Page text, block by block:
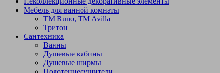
Мебель для ванной комнаты
TM Runo, TM Avilla
Тритон
Сантехника
Ванны
Душевые кабины
Душевые ширмы
Полотенцесушители